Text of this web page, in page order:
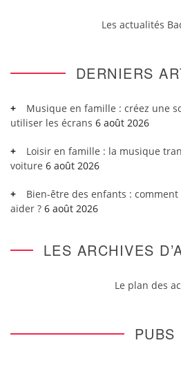
Les actualités
DERNIERS
Musique en famille : créez une
utiliser les écrans 6 août 2026
Loisir en famille : la musique
voiture 6 août 2026
Bien-être des enfants :
aider ? 6 août 2026
LES ARCHIVES
Le plan des
PUBS